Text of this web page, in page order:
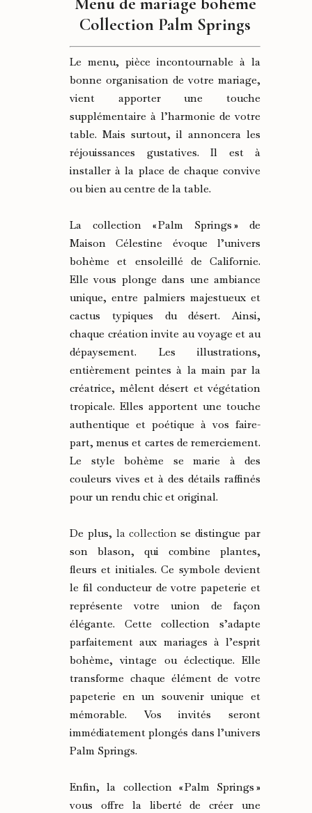
Collection Palm Springs
Le menu, pièce incontournable à la
bonne organisation de votre mariage,
vient apporter une touche
supplémentaire à l’harmonie de votre
table. Mais surtout, il annoncera les
réjouissances gustatives. Il est à
installer à la place de chaque convive
ou bien au centre de la table.
La collection « Palm Springs » de
Maison Célestine évoque l’univers
bohème et ensoleillé de Californie.
Elle vous plonge dans une ambiance
unique, entre palmiers majestueux et
cactus typiques du désert. Ainsi,
chaque création invite au voyage et au
dépaysement. Les illustrations,
entièrement peintes à la main par la
créatrice, mêlent désert et végétation
tropicale. Elles apportent une touche
authentique et poétique à vos faire-
part, menus et cartes de remerciement.
Le style bohème se marie à des
couleurs vives et à des détails raffinés
pour un rendu chic et original.
De plus, la collection se distingue par
son blason, qui combine plantes,
fleurs et initiales. Ce symbole devient
le fil conducteur de votre papeterie et
représente votre union de façon
élégante. Cette collection s’adapte
parfaitement aux mariages à l’esprit
bohème, vintage ou éclectique. Elle
transforme chaque élément de votre
papeterie en un souvenir unique et
mémorable. Vos invités seront
immédiatement plongés dans l’univers
Palm Springs.
Enfin, la collection « Palm Springs »
vous offre la liberté de créer une